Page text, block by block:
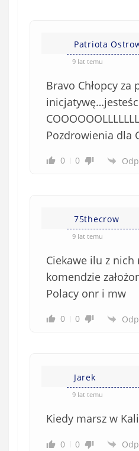
Patriota
9 lat temu
Bravo Chłopcy za
Pozdrowienia dla
0 0
75thecrow
9 lat temu
Ciekawe ilu z
komendzie
Polacy onr i mw
0 0
Jarek
9 lat temu
Kiedy marsz w
0 0